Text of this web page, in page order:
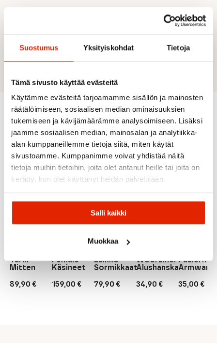
Suostumus Yksityiskohdat Tietoja
Tämä sivusto käyttää evästeitä
Käytämme evästeitä tarjoamamme sisällön ja mainosten
räätälöimiseen, sosiaalisen median ominaisuuksien
tukemiseen ja kävijämäärämme analysoimiseen. Lisäksi
jaamme sosiaalisen median, mainosalan ja analytiikka-
alan kumppaneillemme tietoja siitä, miten käytät
sivustoamme. Kumppanimme voivat yhdistää näitä
tietoja muihin tietoihin, joita olet antanut heille tai joita on
kerätty, kun olet käyttänyt heidän palvelujaan.
Salli kaikki
Muokkaa
Sopii erinomaisesti käyttöön kypärän alla.
elastaani.
Suositeltua sinulle
89,90 €
Turin
Mitten
159,00 €
Female
Käsineet
Roeckl
79,90 €
Laikko
Sormikkaat
34,90 €
Wool Liner
Alushanska
35,00 €
Paslerm.